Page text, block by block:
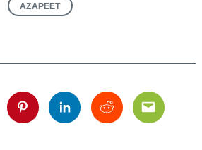
AZAPEET
PinterestLinkedinRedditEmail